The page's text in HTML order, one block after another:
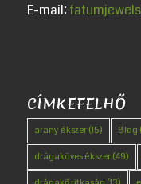
E-mail:
CÍMKEFELHŐ
arany ékszer(15) Blog
drágaköves ékszer(49)